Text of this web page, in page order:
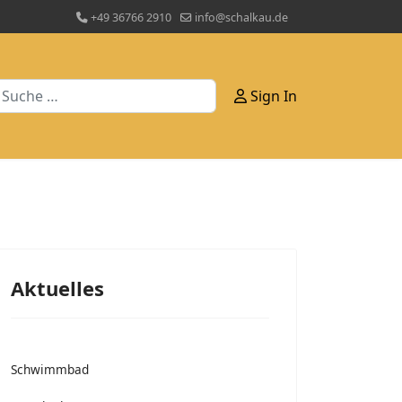
+49 36766 2910 info@schalkau.de
Sign In
Aktuelles
Schwimmbad